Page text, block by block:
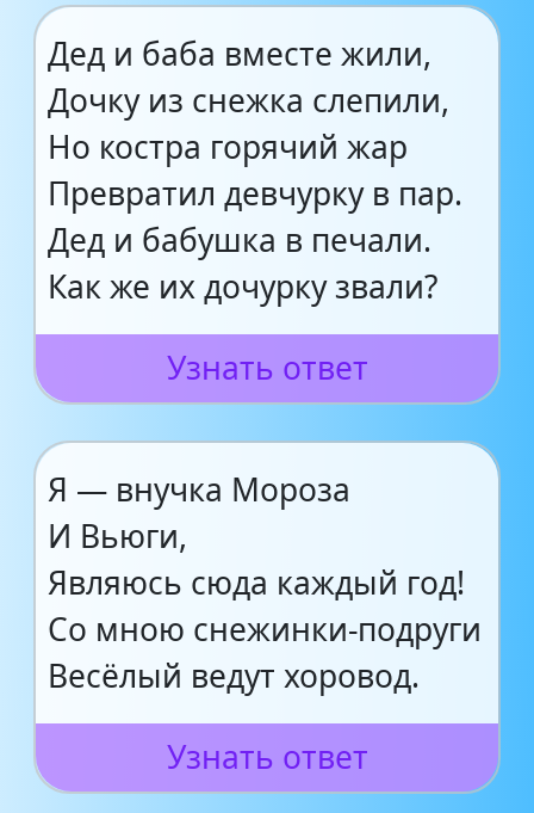
Дед и баба вместе жили,
Дочку из снежка слепили,
Но костра горячий жар
Превратил девчурку в пар.
Дед и бабушка в печали.
Как же их дочурку звали?
Узнать ответ
Я — внучка Мороза
И Вьюги,
Являюсь сюда каждый год!
Со мною снежинки-подруги
Весёлый ведут хоровод.
Узнать ответ